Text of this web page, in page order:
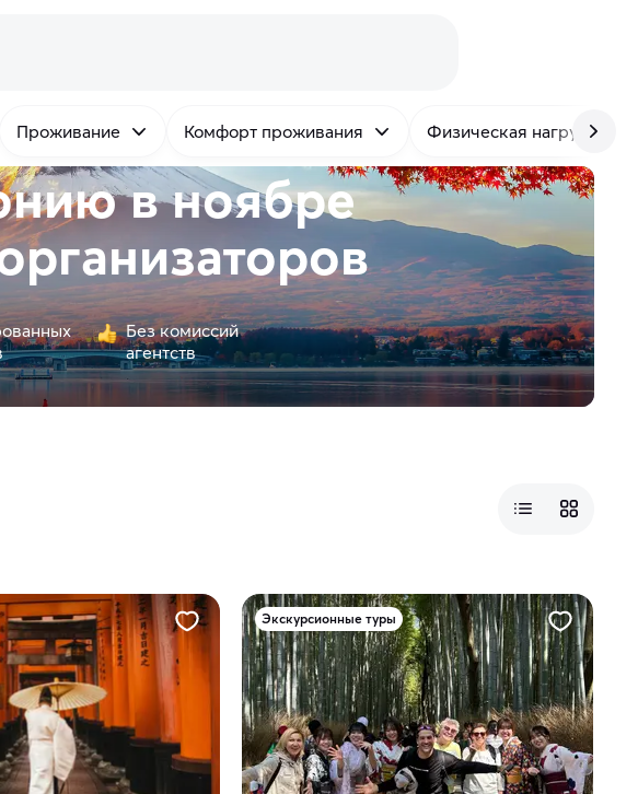
Проживание Комфорт проживания Физическая нагрузка
в ноябре
Без комиссий
агентств
Экскурсионные туры